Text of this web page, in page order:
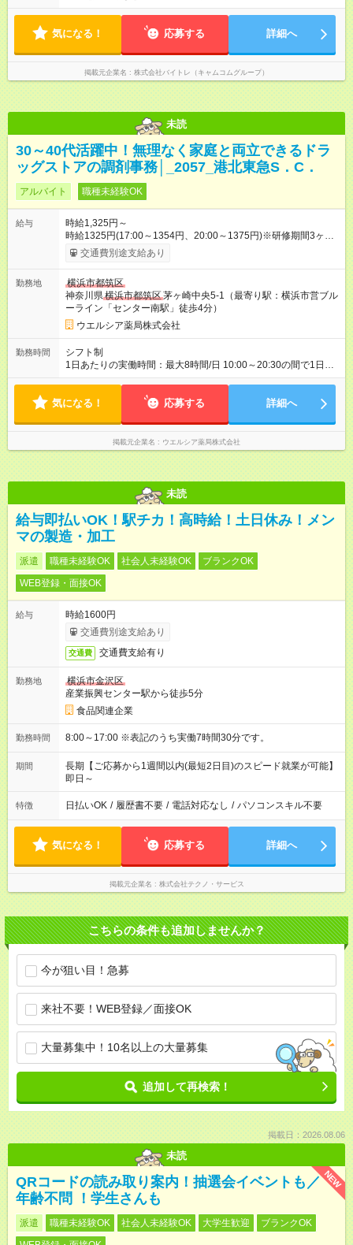
気になる！ 応募する 詳細へ
掲載元企業名 株式会社バイトレ（キャムコムグループ）
未読
30～40代活躍中！無理なく家庭と両立できるドラ
ッグストアの調剤事務│_2057_港北東急S．C．
アルバイト 職種未経験OK
給与
時給1,325円～
時給1325円(17:00～1354円、20:00～1375円)※研修期間3ヶ月
以降、社内試験による更新判定あり 社内試験合格後、時給＋50
～100円の昇給あり （大学生は＋20円） 試用期間あり：入社日
期間あり 試用期間の長さ：3ヶ月 雇用形態、給与は本採用時と
同じです。
交通費別途支給あり
勤務地
横浜市都筑区
神奈川県横浜市都筑区茅ヶ崎中央5-1（最寄り駅：横浜市営ブル
ーライン「センター南駅」徒歩4分）
ウエルシア薬局株式会社
勤務時間
シフト制
1日あたりの実働時間：最大8時間/日 10:00～20:30の間で1日8
時間の勤務 ☆週3～4日の勤務 ※勤務曜日応相談 ☆未経験・無資
気になる！ 応募する 詳細へ
掲載元企業名 ウエルシア薬局株式会社
未読
給与即払いOK！駅チカ！高時給！土日休み！メン
マの製造・加工
派遣 職種未経験OK 社会人未経験OK
ブランクOK
WEB登録・面接OK
給与
時給1600円
交通費別途支給あり
交通費 交通費支給有り
勤務地
横浜市金沢区
産業振興センター駅から徒歩5分
食品関連企業
勤務時間 8:00～17:00 ※表記のうち実働7時間30分です。
期間
長期【ご応募から1週間以内(最短2日目)のスピード就業が可能】
即日～
特徴 日払いOK / 履歴書不要 / 電話対応なし / パソコンスキル不要
気になる！ 応募する 詳細へ
掲載元企業名 株式会社テクノ・サービス
こちらの条件も追加しませんか？
今が狙い目！急募
来社不要！WEB登録／面接OK
大量募集中！10名以上の大量募集
追加して再検索！
掲載日：2026.08.06
未読
NEW
QRコードの読み取り案内！抽選会イベントも／
年齢不問 ！学生さんも
派遣 職種未経験OK 社会人未経験OK 大学生歓迎
ブランクOK